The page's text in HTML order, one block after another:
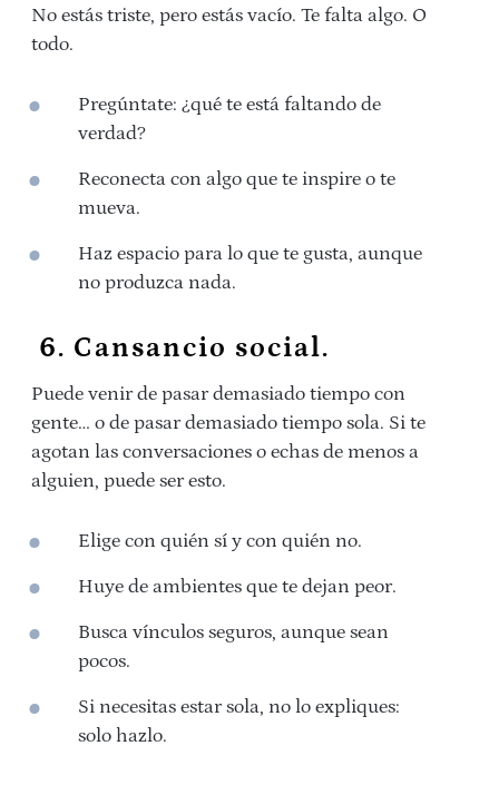
No estás triste, pero estás vacío. Te falta algo. O
todo.
Pregúntate: ¿qué te está faltando de
verdad?
Reconecta con algo que te inspire o te
mueva.
Haz espacio para lo que te gusta, aunque
no produzca nada.
6. Cansancio social.
Puede venir de pasar demasiado tiempo con
gente… o de pasar demasiado tiempo sola. Si te
agotan las conversaciones o echas de menos a
alguien, puede ser esto.
Elige con quién sí y con quién no.
Huye de ambientes que te dejan peor.
Busca vínculos seguros, aunque sean
pocos.
Si necesitas estar sola, no lo expliques:
solo hazlo.